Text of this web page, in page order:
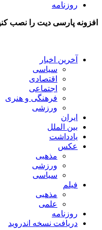
روزنامه
افزونه پارسی دیت را نصب
آخرین اخبار
سیاسی
اقتصادی
اجتماعی
فرهنگی و هنری
ورزشی
ایران
بین الملل
یادداشت
عکس
مذهبی
ورزشی
سیاسی
فیلم
مذهبی
علمی
روزنامه
دریافت نسخه اندروید